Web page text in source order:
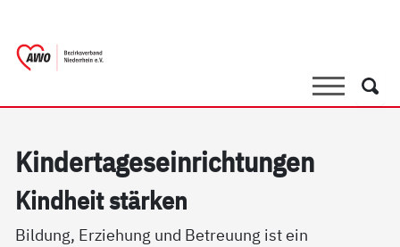
SucheSuche
Kin­der­ta­ge­s­ein­rich­tun­gen
Kind­heit stär­ken
Bildung, Erziehung und Betreuung ist ein